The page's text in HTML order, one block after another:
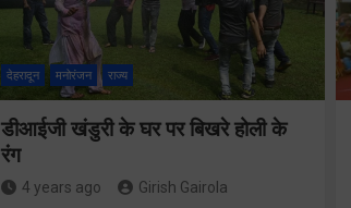
देहरादून मनोरंजन राज्य
डीआईजी खंडुरी के घर पर बिखरे होली के
रंग
4 years ago Girish Gairola
लापरवाही बर्दाश्त
नहीं, आयोग के
निर्देशों का शत-
प्रतिशत पालन